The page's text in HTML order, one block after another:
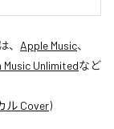
、 Apple Music、
Music Unlimitedなど
ル Cover)